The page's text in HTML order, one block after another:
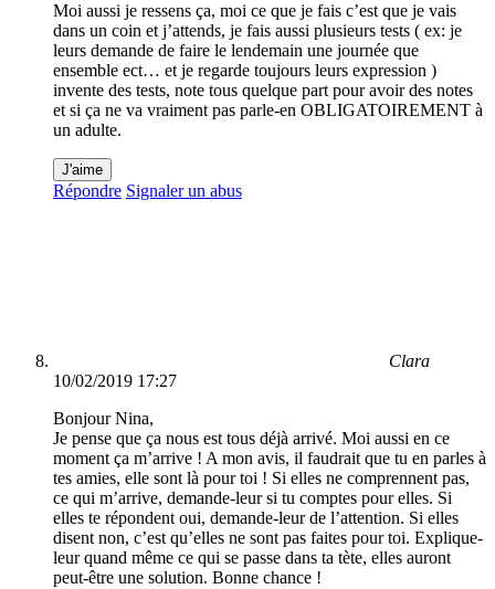
Moi aussi je ressens ça, moi ce que je fais c’est que je vais
dans un coin et j’attends, je fais aussi plusieurs tests ( ex: je
leurs demande de faire le lendemain une journée que
ensemble ect… et je regarde toujours leurs expression )
invente des tests, note tous quelque part pour avoir des notes
et si ça ne va vraiment pas parle-en OBLIGATOIREMENT à
un adulte.
J'aime
Répondre Signaler un abus
Clara
10/02/2019 17:27
Bonjour Nina,
Je pense que ça nous est tous déjà arrivé. Moi aussi en ce
moment ça m’arrive ! A mon avis, il faudrait que tu en parles à
tes amies, elle sont là pour toi ! Si elles ne comprennent pas,
ce qui m’arrive, demande-leur si tu comptes pour elles. Si
elles te répondent oui, demande-leur de l’attention. Si elles
disent non, c’est qu’elles ne sont pas faites pour toi. Explique-
leur quand même ce qui se passe dans ta tète, elles auront
peut-être une solution. Bonne chance !